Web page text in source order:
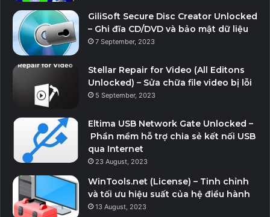
GiliSoft Secure Disc Creator Unlocked
– Ghi đĩa CD/DVD và bảo mật dữ liệu
7 September, 2023
Stellar Repair for Video (All Editons
Unlocked) – Sửa chữa file video bị lỗi
5 September, 2023
Eltima USB Network Gate Unlocked –
Phần mềm hỗ trợ chia sẻ kết nối USB
qua Internet
23 August, 2023
WinTools.net (License) – Tinh chỉnh
và tối ưu hiệu suất của hệ điều hành
13 August, 2023